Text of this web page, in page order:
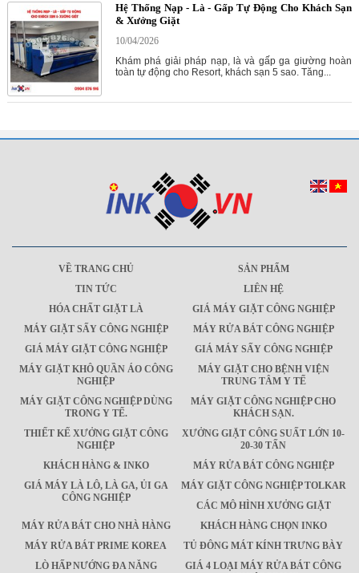
Hệ Thống Nạp - Là - Gấp Tự Động Cho Khách Sạn
& Xưởng Giặt
10/04/2026
Khám phá giải pháp nạp, là và gấp ga giường hoàn
toàn tự động cho Resort, khách sạn 5 sao. Tăng...
VỀ TRANG CHỦ
SẢN PHẨM
TIN TỨC
LIÊN HỆ
HÓA CHẤT GIẶT LÀ
GIÁ MÁY GIẶT CÔNG NGHIỆP
MÁY GIẶT SẤY CÔNG NGHIỆP
MÁY RỬA BÁT CÔNG NGHIỆP
GIÁ MÁY GIẶT CÔNG NGHIỆP
GIÁ MÁY SẤY CÔNG NGHIỆP
MÁY GIẶT KHÔ QUẦN ÁO CÔNG
NGHIỆP
MÁY GIẶT CHO BỆNH VIỆN
TRUNG TÂM Y TẾ
MÁY GIẶT CÔNG NGHIỆP DÙNG
TRONG Y TẾ.
MÁY GIẶT CÔNG NGHIỆP CHO
KHÁCH SẠN.
THIẾT KẾ XƯỞNG GIẶT CÔNG
NGHIỆP
XƯỞNG GIẶT CÔNG SUẤT LỚN 10-
20-30 TẤN
KHÁCH HÀNG & INKO
MÁY RỬA BÁT CÔNG NGHIỆP
GIÁ MÁY LÀ LÔ, LÀ GA, ỦI GA
CÔNG NGHIỆP
MÁY GIẶT CÔNG NGHIỆP TOLKAR
CÁC MÔ HÌNH XƯỞNG GIẶT
MÁY RỬA BÁT CHO NHÀ HÀNG
KHÁCH HÀNG CHỌN INKO
MÁY RỬA BÁT PRIME KOREA
TỦ ĐÔNG MÁT KÍNH TRƯNG BÀY
LÒ HẤP NƯỚNG ĐA NĂNG
GIÁ 4 LOẠI MÁY RỬA BÁT CÔNG